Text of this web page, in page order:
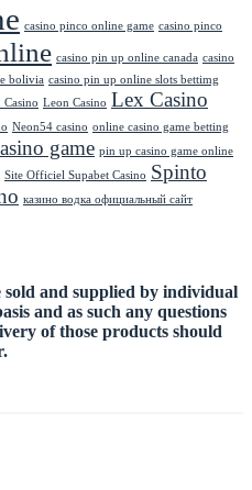
casino pinco online game casino pinco
casino pin up online canada casino
bolivia casino pin up online slots bettimg
Leon Casino Lex Casino
Neon54 casino online casino game betting
game pin up casino game online
Site Officiel Supabet Casino Spinto
казино водка официальный сайт
and supplied by individual
and as such any questions
of those products should